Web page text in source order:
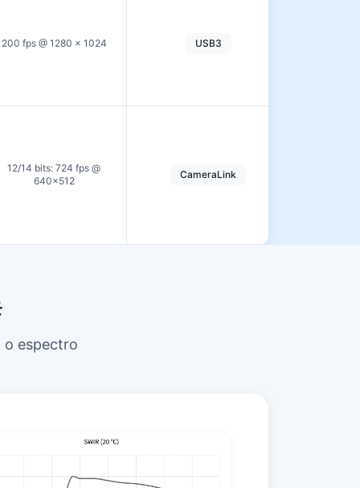
200 fps @ 1280 × 1024 USB3
12/14 bits: 724 fps @
640×512
CameraLink
o espectro